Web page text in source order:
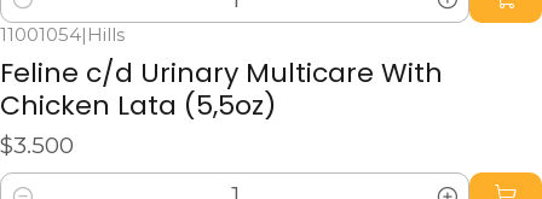
Cantidad
11001054| Hills
Feline c/d Urinary Multicare With
Chicken Lata (5,5oz)
$3.500